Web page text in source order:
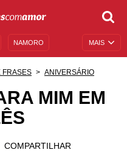
MAIS
NAMORO
ANIVERSÁRIO
FRASES ANIVERSÁRIO
MIM EM
COMPARTILHAR